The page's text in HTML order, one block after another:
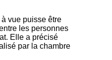
vue puisse être
les personnes
Elle a précisé
par la chambre